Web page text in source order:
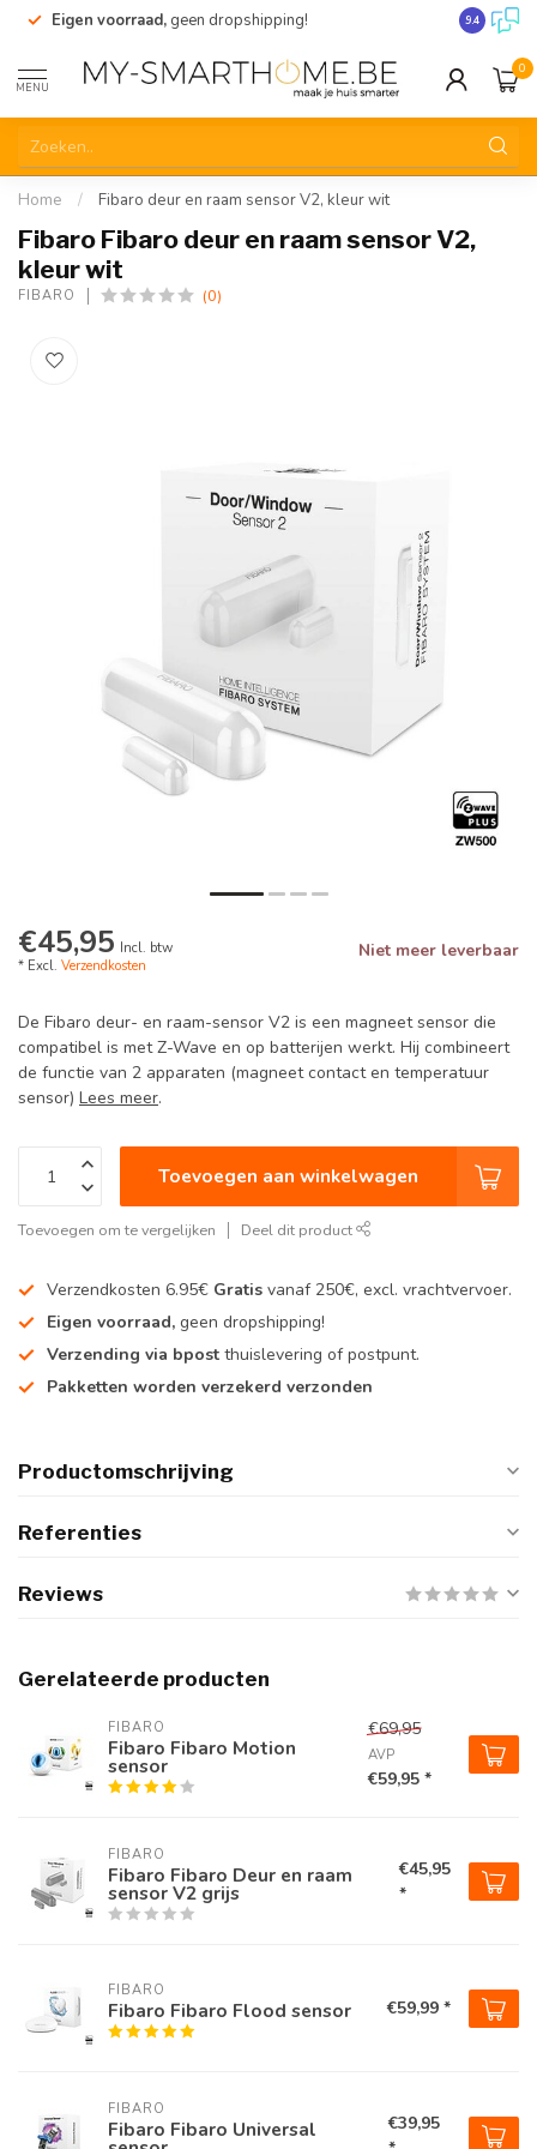
Eigen voorraad, geen dropshipping! 9.4
MENU
0
Home / Fibaro deur en raam sensor V2, kleur wit
Fibaro Fibaro deur en raam sensor V2,
kleur wit
FIBARO (0)
€45,95 Incl. btw
* Excl. Verzendkosten
Niet meer leverbaar
De Fibaro deur- en raam-sensor V2 is een magneet sensor die
compatibel is met Z-Wave en op batterijen werkt. Hij combineert
de functie van 2 apparaten (magneet contact en temperatuur
sensor) Lees meer.
Toevoegen aan winkelwagen
Toevoegen om te vergelijken Deel dit product
Verzendkosten 6.95€ Gratis vanaf 250€, excl. vrachtvervoer.
Eigen voorraad, geen dropshipping!
Verzending via bpost thuislevering of postpunt.
Pakketten worden verzekerd verzonden
Productomschrijving
Referenties
Reviews
Gerelateerde producten
FIBARO
Fibaro Fibaro Motion
sensor
€69,95
AVP
€59,95 *
FIBARO
Fibaro Fibaro Deur en raam
sensor V2 grijs
€45,95
*
FIBARO
Fibaro Fibaro Flood sensor €59,99 *
FIBARO
Fibaro Fibaro Universal
€39,95